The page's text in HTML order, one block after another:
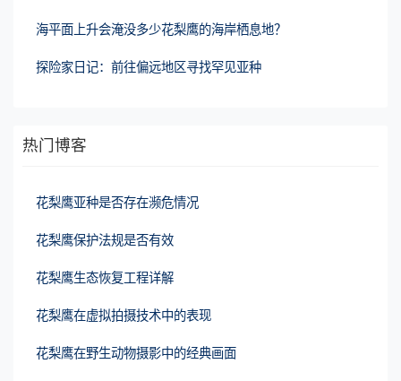
海平面上升会淹没多少花梨鹰的海岸栖息地？
探险家日记：前往偏远地区寻找罕见亚种
热门博客
花梨鹰亚种是否存在濒危情况
花梨鹰保护法规是否有效
花梨鹰生态恢复工程详解
花梨鹰在虚拟拍摄技术中的表现
花梨鹰在野生动物摄影中的经典画面